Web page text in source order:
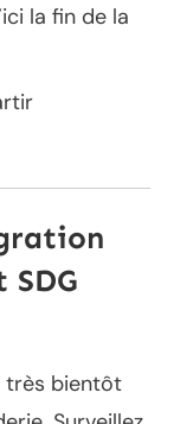
la fin de la
très bientôt